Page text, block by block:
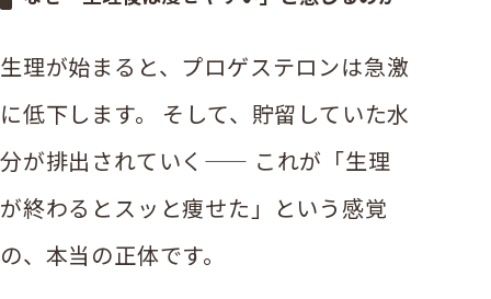
生理が始まると、プロゲステロンは急激
に低下します。 そして、貯留していた水
分が排出されていく—— これが「生理
が終わるとスッと痩せた」という感覚
の、本当の正体です。